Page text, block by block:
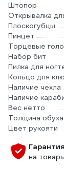
Штопор
Открывалка
Плоскогубцы
Пинцет
Торцевые
Набор бит
Пилка для
Кольцо для
Наличие чехла
Наличие
Вес нетто
Толщина обуха
Цвет рукояти
на